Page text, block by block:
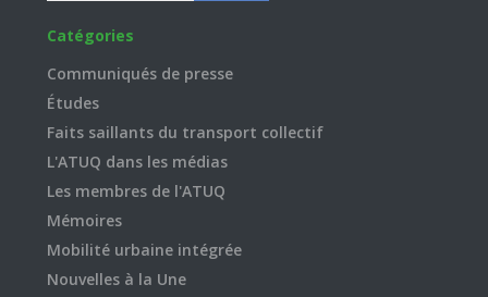
Catégories
Communiqués de presse
Études
Faits saillants du transport collectif
L'ATUQ dans les médias
Les membres de l'ATUQ
Mémoires
Mobilité urbaine intégrée
Nouvelles à la Une